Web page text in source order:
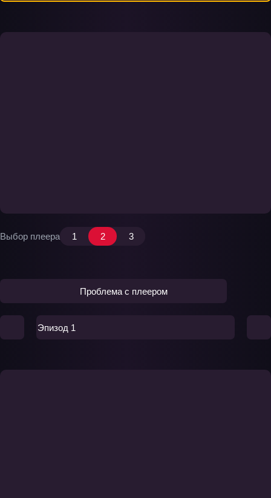
Выбор плеера 1 2 3
Проблема с плеером
Эпизод 1